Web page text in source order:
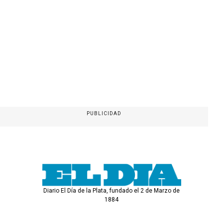
PUBLICIDAD
Diario El Día de la Plata, fundado el 2 de Marzo de
1884